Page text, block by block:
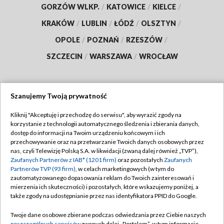
GORZÓW WLKP. / KATOWICE / KIELCE /
KRAKÓW / LUBLIN / ŁÓDŹ / OLSZTYN /
OPOLE / POZNAŃ / RZESZÓW /
SZCZECIN / WARSZAWA / WROCŁAW
TVP
Abonament TVP
Emisja w TVP
Centrum informacji TVP
Naziemna Telewizja Cyfrowa
Regulamin TVP
Polityka prywatności
Moje zgody
Pomoc
Szanujemy Twoją prywatność
Kliknij "Akceptuję i przechodzę do serwisu", aby wyrazić zgody na
korzystanie z technologii automatycznego śledzenia i zbierania danych,
dostęp do informacji na Twoim urządzeniu końcowym i ich
przechowywanie oraz na przetwarzanie Twoich danych osobowych przez
nas, czyli Telewizję Polską S.A. w likwidacji (zwaną dalej również „TVP”),
Zaufanych Partnerów z IAB* (1201 firm) oraz pozostałych Zaufanych
Partnerów TVP (93 firm), w celach marketingowych (w tym do
zautomatyzowanego dopasowania reklam do Twoich zainteresowań i
mierzenia ich skuteczności) i pozostałych, które wskazujemy poniżej, a
także zgody na udostępnianie przez nas identyfikatora PPID do Google.
Twoje dane osobowe zbierane podczas odwiedzania przez Ciebie naszych